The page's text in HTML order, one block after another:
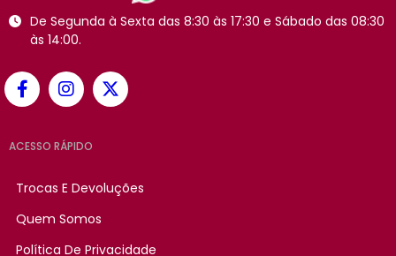
De Segunda à Sexta das 8:30 às 17:30 e Sábado das 08:30
às 14:00.
ACESSO RÁPIDO
Trocas E Devoluções
Quem Somos
Política De Privacidade